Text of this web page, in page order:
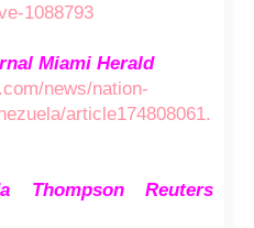
1088793
Miami Herald
news/nation-
article174808061.
Reuters